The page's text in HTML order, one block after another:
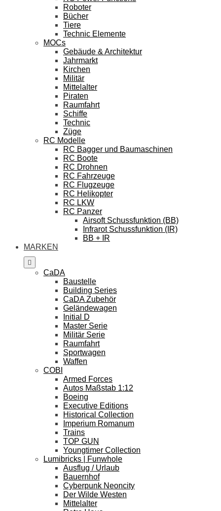
Roboter
Bücher
Tiere
Technic Elemente
MOCs
Gebäude & Architektur
Jahrmarkt
Kirchen
Militär
Mittelalter
Piraten
Raumfahrt
Schiffe
Technic
Züge
RC Modelle
RC Bagger und Baumaschinen
RC Boote
RC Drohnen
RC Fahrzeuge
RC Flugzeuge
RC Helikopter
RC LKW
RC Panzer
Airsoft Schussfunktion (BB)
Infrarot Schussfunktion (IR)
BB + IR
MARKEN
CaDA
Baustelle
Building Series
CaDA Zubehör
Geländewagen
Initial D
Master Serie
Militär Serie
Raumfahrt
Sportwagen
Waffen
COBI
Armed Forces
Autos Maßstab 1:12
Boeing
Executive Editions
Historical Collection
Imperium Romanum
Trains
TOP GUN
Youngtimer Collection
Lumibricks | Funwhole
Ausflug / Urlaub
Bauernhof
Cyberpunk Neoncity
Der Wilde Westen
Mittelalter